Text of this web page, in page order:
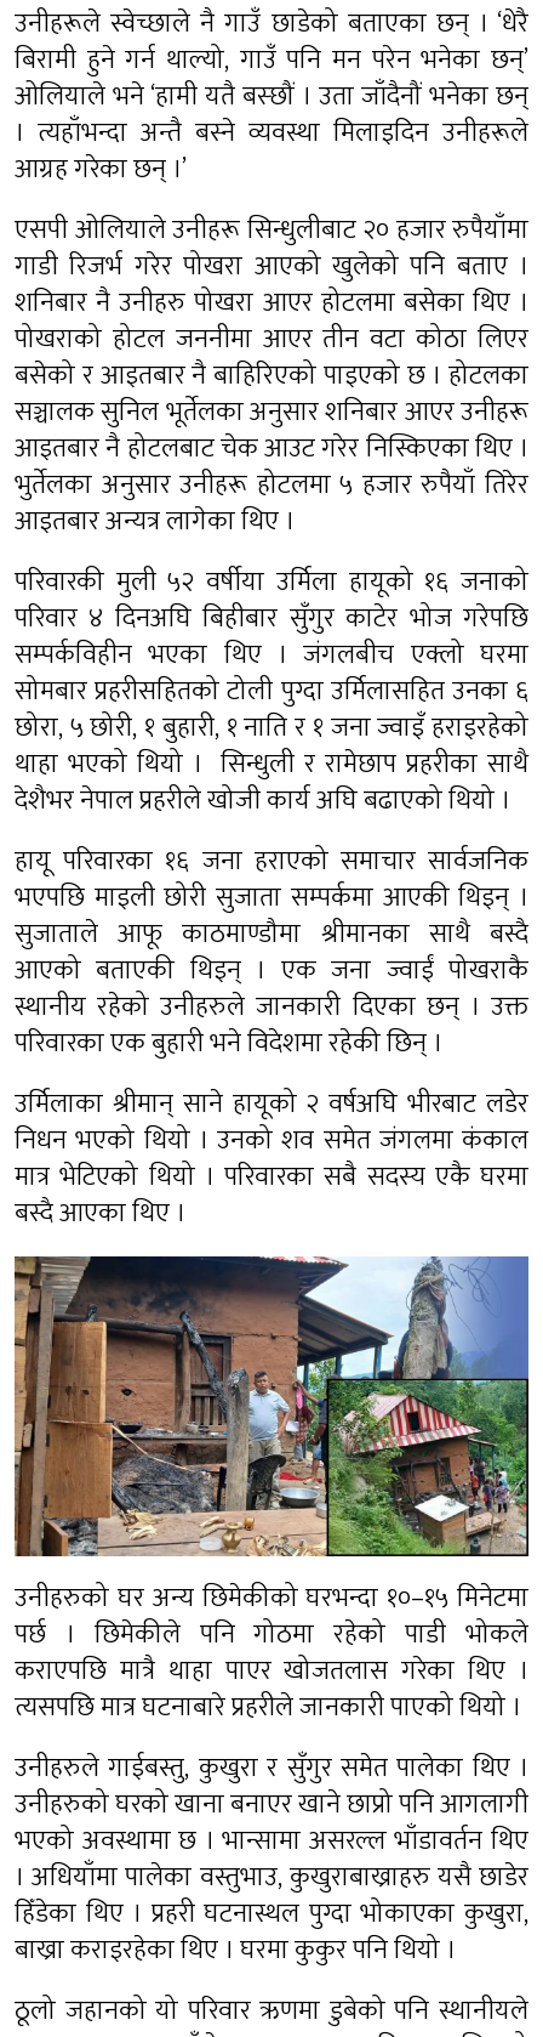
उनीहरूले स्वेच्छाले नै गाउँ छाडेको बताएका छन् । ‘धेरै
बिरामी हुने गर्न थाल्यो, गाउँ पनि मन परेन भनेका छन्’
ओलियाले भने ‘हामी यतै बस्छौं । उता जाँदैनौं भनेका छन्
। त्यहाँभन्दा अन्तै बस्ने व्यवस्था मिलाइदिन उनीहरूले
आग्रह गरेका छन् ।’
एसपी ओलियाले उनीहरू सिन्धुलीबाट २० हजार रुपैयाँमा
गाडी रिजर्भ गरेर पोखरा आएको खुलेको पनि बताए ।
शनिबार नै उनीहरु पोखरा आएर होटलमा बसेका थिए ।
पोखराको होटल जननीमा आएर तीन वटा कोठा लिएर
बसेको र आइतबार नै बाहिरिएको पाइएको छ । होटलका
सञ्चालक सुनिल भूर्तेलका अनुसार शनिबार आएर उनीहरू
आइतबार नै होटलबाट चेक आउट गरेर निस्किएका थिए ।
भुर्तेलका अनुसार उनीहरू होटलमा ५ हजार रुपैयाँ तिरेर
आइतबार अन्यत्र लागेका थिए ।
परिवारकी मुली ५२ वर्षीया उर्मिला हायूको १६ जनाको
परिवार ४ दिनअघि बिहीबार सुँगुर काटेर भोज गरेपछि
सम्पर्कविहीन भएका थिए । जंगलबीच एक्लो घरमा
सोमबार प्रहरीसहितको टोली पुग्दा उर्मिलासहित उनका ६
छोरा, ५ छोरी, १ बुहारी, १ नाति र १ जना ज्वाइँ हराइरहेको
थाहा भएको थियो । सिन्धुली र रामेछाप प्रहरीका साथै
देशैभर नेपाल प्रहरीले खोजी कार्य अघि बढाएको थियो ।
हायू परिवारका १६ जना हराएको समाचार सार्वजनिक
भएपछि माइली छोरी सुजाता सम्पर्कमा आएकी थिइन् ।
सुजाताले आफू काठमाण्डौमा श्रीमानका साथै बस्दै
आएको बताएकी थिइन् । एक जना ज्वाईं पोखराकै
स्थानीय रहेको उनीहरुले जानकारी दिएका छन् । उक्त
परिवारका एक बुहारी भने विदेशमा रहेकी छिन् ।
उर्मिलाका श्रीमान् साने हायूको २ वर्षअघि भीरबाट लडेर
निधन भएको थियो । उनको शव समेत जंगलमा कंकाल
मात्र भेटिएको थियो । परिवारका सबै सदस्य एकै घरमा
बस्दै आएका थिए ।
उनीहरुको घर अन्य छिमेकीको घरभन्दा १०–१५ मिनेटमा
पर्छ । छिमेकीले पनि गोठमा रहेको पाडी भोकले
कराएपछि मात्रै थाहा पाएर खोजतलास गरेका थिए ।
त्यसपछि मात्र घटनाबारे प्रहरीले जानकारी पाएको थियो ।
उनीहरुले गाईबस्तु, कुखुरा र सुँगुर समेत पालेका थिए ।
उनीहरुको घरको खाना बनाएर खाने छाप्रो पनि आगलागी
भएको अवस्थामा छ । भान्सामा असरल्ल भाँडावर्तन थिए
। अधियाँमा पालेका वस्तुभाउ, कुखुराबाख्राहरु यसै छाडेर
हिँडेका थिए । प्रहरी घटनास्थल पुग्दा भोकाएका कुखुरा,
बाख्रा कराइरहेका थिए । घरमा कुकुर पनि थियो ।
ठूलो जहानको यो परिवार ऋणमा डुबेको पनि स्थानीयले